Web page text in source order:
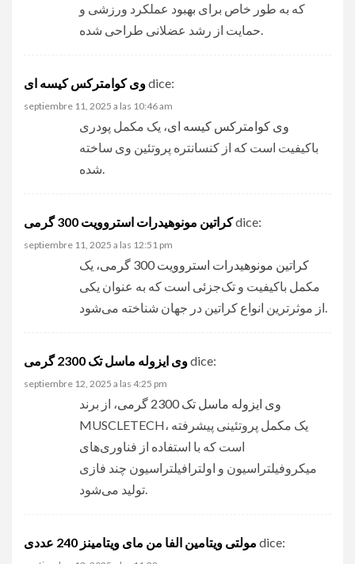
که به طور خاص برای بهبود عملکرد ورزشی و
حمایت از رشد عضلانی طراحی شده.
وی کوامترکس کیسه ایdice:
septiembre 11, 2025 a las 10:46 am
وی کوامترکس کیسه ای، یک مکمل پودری
باکیفیت است که از کنسانتره پروتئین وی ساخته
شده.
کراتین مونوهیدرات استروویت 300 گرمیdice:
septiembre 11, 2025 a las 12:51 pm
کراتین مونوهیدرات استروویت 300 گرمی
، یک
مکمل باکیفیت و تک‌جزئی است که به عنوان یکی
از موثرترین انواع کراتین در جهان شناخته می‌شود.
وی ایزوله ماسل تک 2300 گرمیdice:
septiembre 12, 2025 a las 4:25 pm
وی ایزوله ماسل تک 2300 گرمی
، از برند
MUSCLETECH، یک مکمل پروتئینی پیشرفته
است که با استفاده از فناوری‌های
میکروفیلتراسیون و اولترافیلتراسیون چند فازی
تولید می‌شود.
مولتی ویتامین الفا من مای ویتامینز 240 عددی dice: